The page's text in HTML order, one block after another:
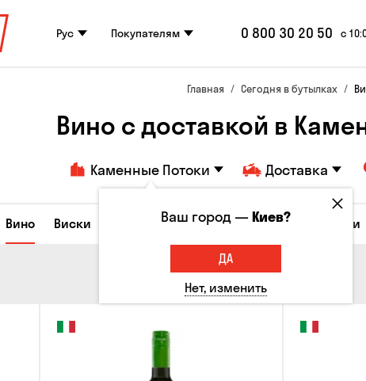
Рус Покупателям 0 800 30 20 50 с
Главная Сегодня в бутылках
Вино с доставкой в
Каменные Потоки Доставка
Вино Виски Коктейли Соджу Ликеры и настойки
Ваш город —Киев?
ДА
Нет, изменить